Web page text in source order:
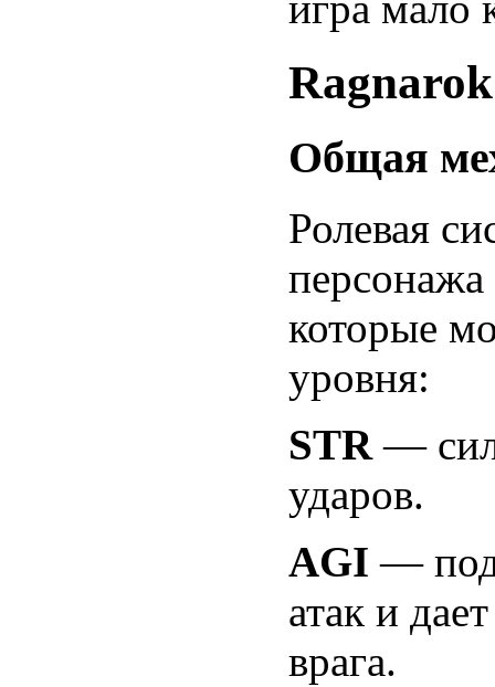
Общая
Ролевая
персонажа
которые
уровня:
STR—
ударов.
AGI —
атак и
врага.